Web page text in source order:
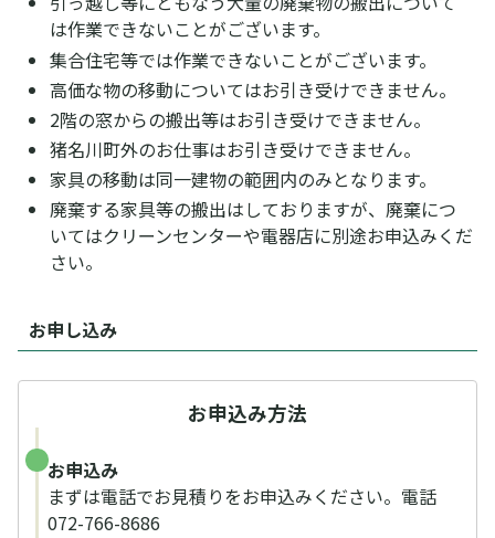
は作業できないことがございます。
集合住宅等では作業できないことがございます。
高価な物の移動についてはお引き受けできません。
2階の窓からの搬出等はお引き受けできません。
猪名川町外のお仕事はお引き受けできません。
家具の移動は同一建物の範囲内のみとなります。
廃棄する家具等の搬出はしておりますが、廃棄につ
いてはクリーンセンターや電器店に別途お申込みくだ
さい。
お申し込み
お申込み方法
お申込み
まずは電話でお見積りをお申込みください。電話
072-766-8686